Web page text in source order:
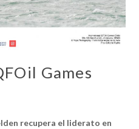
Games
recupera el liderato en